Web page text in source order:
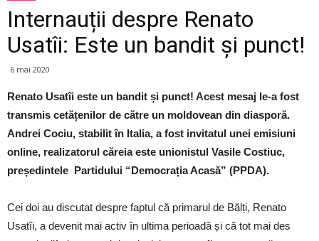
Internauții despre Renato
Usatîi: Este un bandit și punct!
6 mai 2020
Renato Usatîi este un bandit și punct! Acest mesaj le-a fost
transmis cetățenilor de către un moldovean din diasporă.
Andrei Cociu, stabilit în Italia, a fost invitatul unei emisiuni
online, realizatorul căreia este unionistul Vasile Costiuc,
președintele Partidului “Democrația Acasă” (PPDA).
Cei doi au discutat despre faptul că primarul de Bălți, Renato
Usatîi, a devenit mai activ în ultima perioadă și că tot mai des